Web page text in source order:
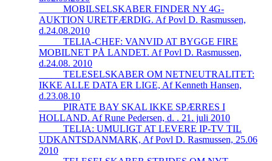
_____MOBILSELSKABER FINDER NY 4G-
AUKTION URETFÆRDIG. Af Povl D. Rasmussen,
d.24.08.2010
_____TELIA-CHEF: VANVID AT BYGGE FIRE
MOBILNET PÅ LANDET. Af Povl D. Rasmussen,
d.24.08. 2010
_____TELESELSKABER OM NETNEUTRALITET:
IKKE ALLE DATA ER LIGE, Af Kenneth Hansen,
d.23.08.10
_____PIRATE BAY SKAL IKKE SPÆRRES I
HOLLAND. Af Rune Pedersen, d. . 21. juli 2010
_____TELIA: UMULIGT AT LEVERE IP-TV TIL
UDKANTSDANMARK, Af Povl D. Rasmussen, 25.06
2010